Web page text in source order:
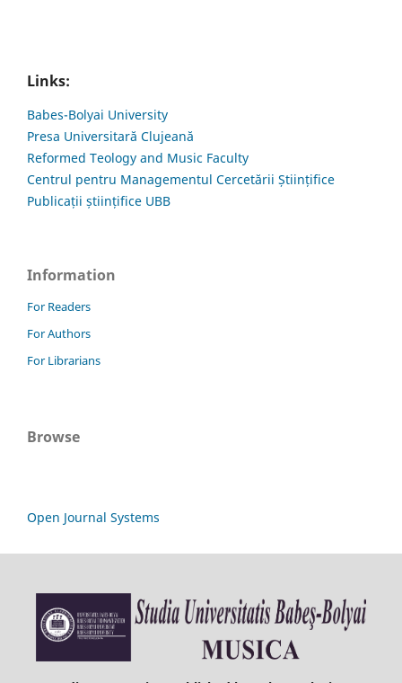
Links:
Babes-Bolyai University
Presa Universitară Clujeană
Reformed Teology and Music Faculty
Centrul pentru Managementul Cercetării Științifice
Publicații științifice UBB
Information
For Readers
For Authors
For Librarians
Browse
Open Journal Systems